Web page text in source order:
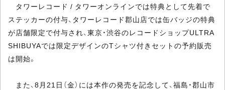
タワーレコード / タワーオンラインでは特典として先着で
ステッカーの付与、タワーレコード郡山店では缶バッジの特典
が店舗限定で付与され、東京・渋谷のレコードショップULTRA
SHIBUYAでは限定デザインのTシャツ付きセットの予約販売
は開始。
また、8月21日（金）には本作の発売を記念して、福島・郡山市